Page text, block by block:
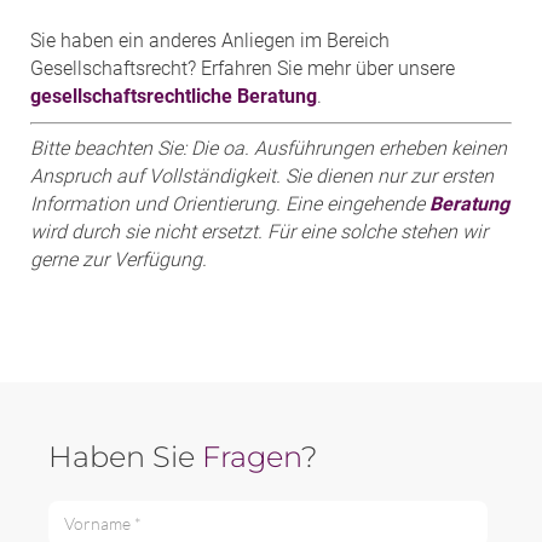
Sie haben ein anderes Anliegen im Bereich
Gesellschaftsrecht? Erfahren Sie mehr über unsere
gesellschaftsrechtliche Beratung.
Bitte beachten Sie: Die oa. Ausführungen erheben keinen
Anspruch auf Vollständigkeit. Sie dienen nur zur ersten
Information und Orientierung. Eine eingehende Beratung
wird durch sie nicht ersetzt. Für eine solche stehen wir
gerne zur Verfügung.
Haben Sie Fragen?